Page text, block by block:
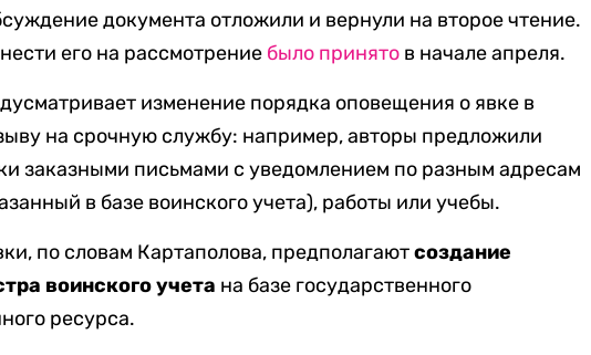
документа отложили и вернули на второе чтение.
его на рассмотрение было принято в начале апреля.
изменение порядка оповещения о явке в
на срочную службу: например, авторы предложили
заказными письмами с уведомлением по разным адресам
в базе воинского учета), работы или учебы.
по словам Картаполова, предполагаютсоздание
воинского учета на базе государственного
ресурса.